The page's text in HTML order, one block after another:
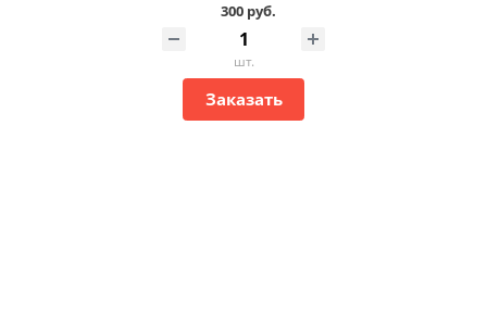
300 руб.
шт.
Заказать